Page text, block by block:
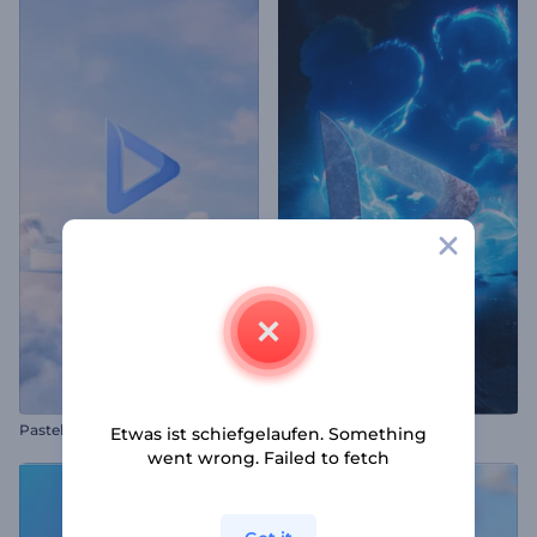
Pastell-Wolken Opener Asteroid Crash Intro
Etwas ist schiefgelaufen. Something
went wrong. Failed to fetch